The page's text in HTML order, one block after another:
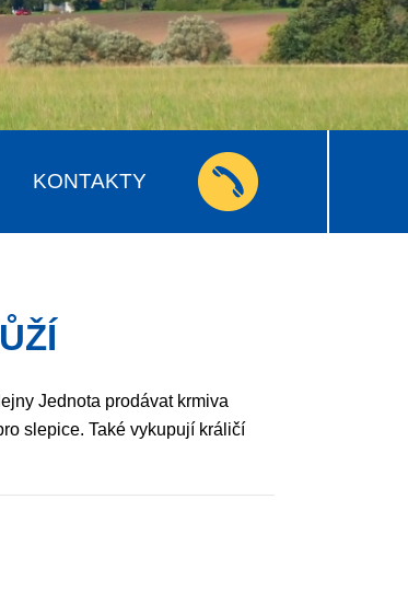
KONTAKTY
Jednota prodávat krmiva
slepice. Také vykupují králičí